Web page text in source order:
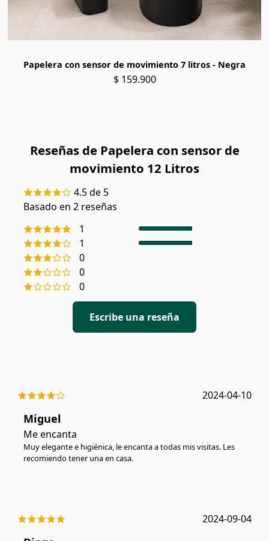
Papelera con sensor de movimiento 7 litros - Negra
$ 159.900
Reseñas de Papelera con sensor de
movimiento 12 Litros
4.5de 5
Basado en 2 reseñas
1
1
0
0
0
Escribe una reseña
2024-04-10
Miguel
Me encanta
Muy elegante e higiénica, le encanta a todas mis visitas. Les
recomiendo tener una en casa.
2024-09-04